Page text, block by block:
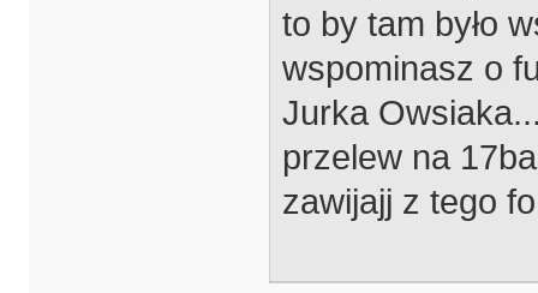
to by tam było
wspominasz o
Jurka
przelew na
zawijajj z tego